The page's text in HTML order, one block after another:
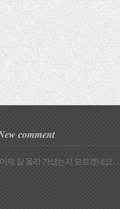
comment
제 잘 올라 가셨는지 모르겠네요.. ..